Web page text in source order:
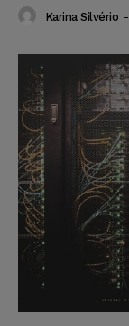
Karina Silvério -